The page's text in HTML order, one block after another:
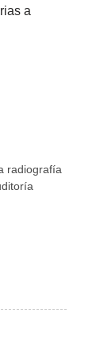
a
radiografía